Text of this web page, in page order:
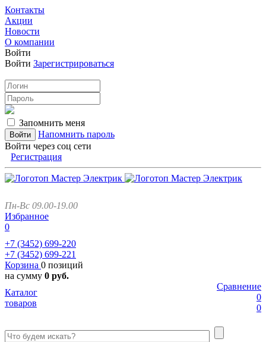
Контакты
Акции
Новости
О компании
Войти
Войти Зарегистрироваться
Запомнить меня
Напомнить пароль
Войти через соц сети
Регистрация
Пн-Вс 09.00-19.00
Избранное
0
+7 (3452) 699-220
+7 (3452) 699-221
Корзина 0 позиций
на сумму 0 руб.
Сравнение
0
0
Каталог
товаров